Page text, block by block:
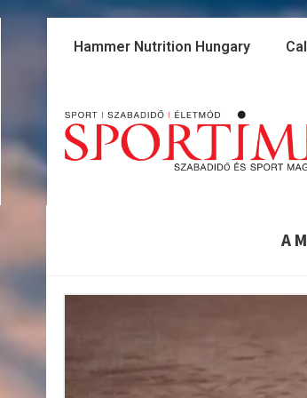
Hammer Nutrition Hungary
A